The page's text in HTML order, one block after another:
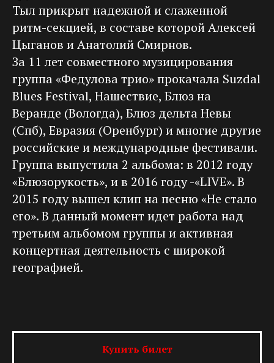
Тыл прикрыт надежной и слаженной
ритм-секцией, в составе которой Алексей
Цыганов и Анатолий Смирнов.
За 11 лет совместного музицирования
группа «Федулова трио» прокачала Suzdal
Blues Festival, Нашествие, Блюз на
Веранде (Вологда), Блюз дельта Невы
(Спб), Евразия (Оренбург) и многие другие
российские и международные фестивали.
Группа выпустила 2 альбома: в 2012 году
«Блюзорукость», и в 2016 году -«LIVE». В
2015 году вышел клип на песню «Не стало
его». В данный момент идет работа над
третьим альбомом группы и активная
концертная деятельность с широкой
географией.
Купить билет